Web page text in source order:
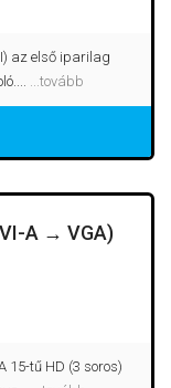
az első iparilag
...tovább
A → VGA)
15-tű HD (3 soros)